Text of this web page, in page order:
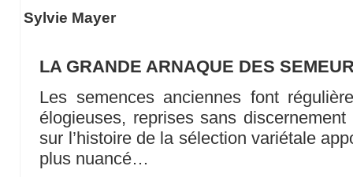
Sylvie Mayer
LA GRANDE ARNAQUE DES
Les semences anciennes font
élogieuses, reprises sans
sur l’histoire de la sélection variétale
plus nuancé…